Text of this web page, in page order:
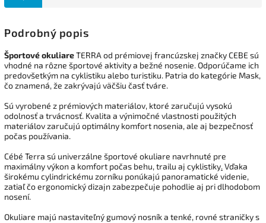
Podrobný popis
Športové okuliareTERRA od prémiovej francúzskej značky CEBE sú
vhodné na rôzne športové aktivity a bežné nosenie. Odporúčame ich
predovšetkým na cyklistiku alebo turistiku. Patria do kategórie Mask,
čo znamená, že zakrývajú väčšiu časť tváre.
Sú vyrobené z prémiových materiálov, ktoré zaručujú vysokú
odolnosť a trvácnosť. Kvalita a výnimočné vlastnosti použitých
materiálov zaručujú optimálny komfort nosenia, ale aj bezpečnosť
počas používania.
Cébé Terra sú univerzálne športové okuliare navrhnuté pre
maximálny výkon a komfort počas behu, trailu aj cyklistiky.Vďaka
širokému cylindrickému zorníku ponúkajú panoramatické videnie,
zatiaľ čo ergonomický dizajn zabezpečuje pohodlie aj pri dlhodobom
nosení.
Okuliare majú nastaviteľný gumový nosník a tenké, rovné straničky s